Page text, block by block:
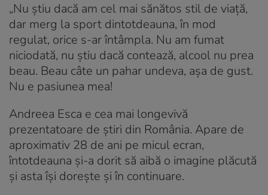
„Nu știu dacă am cel mai sănătos stil de viață,
dar merg la sport dintotdeauna, în mod
regulat, orice s-ar întâmpla. Nu am fumat
niciodată, nu știu dacă contează, alcool nu prea
beau. Beau câte un pahar undeva, așa de gust.
Nu e pasiunea mea!
Andreea Esca e cea mai longevivă
prezentatoare de știri din România. Apare de
aproximativ 28 de ani pe micul ecran,
întotdeauna și-a dorit să aibă o imagine plăcută
și asta își dorește și în continuare.